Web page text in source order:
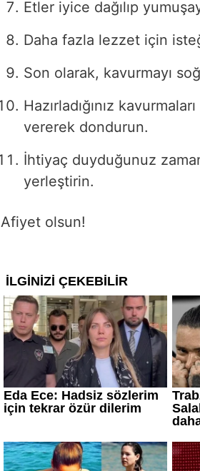
Etler iyice dağılıp
Daha fazla lezzet için
Son olarak, kavurmayı
Hazırladığınız
vererek dondurun.
İhtiyaç duyduğunuz
yerleştirin.
Afiyet olsun!